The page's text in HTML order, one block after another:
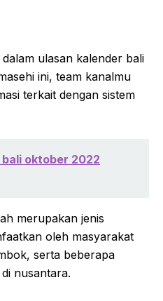
ulasan kalender bali
ini, team kanalmu
terkait dengan sistem
oktober 2022
merupakan jenis
oleh masyarakat
serta beberapa
nusantara.